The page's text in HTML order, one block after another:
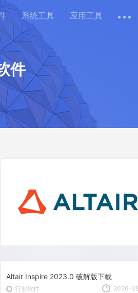
系统工具 应用工具
件
Altair Inspire 2023.0 破解版下载
行业软件 2026-